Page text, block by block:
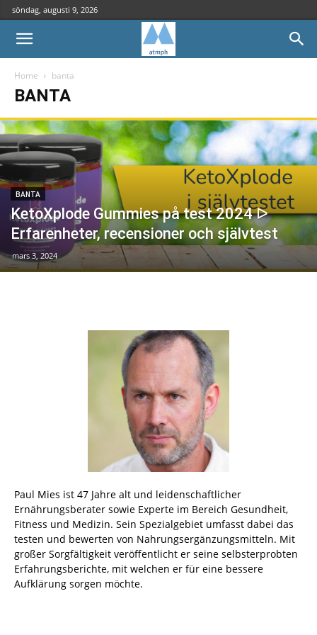
söndag, augusti 9, 2026
Home banta
BANTA
BANTA
KetoXplode Gummies på test 2024 ᐅ
Erfarenheter, recensioner och självtest
mars 3, 2024
Paul Mies ist 47 Jahre alt und leidenschaftlicher
Ernährungsberater sowie Experte im Bereich Gesundheit,
Fitness und Medizin. Sein Spezialgebiet umfasst dabei das
testen und bewerten von Nahrungsergänzungsmitteln. Mit
großer Sorgfältigkeit veröffentlicht er seine selbsterprobten
Erfahrungsberichte, mit welchen er für eine bessere
Aufklärung sorgen möchte.